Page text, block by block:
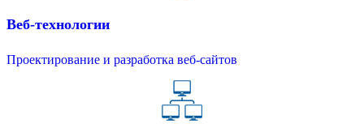
Веб-технологии
Проектирование и разработка веб-сайтов